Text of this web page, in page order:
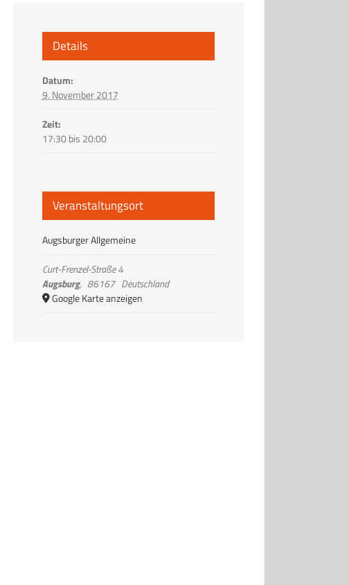
Details
Datum:
9. November 2017
Zeit:
17:30 bis 20:00
Veranstaltungsort
Augsburger Allgemeine
Curt-Frenzel-Straße 4
Augsburg, 86167 Deutschland
Google Karte anzeigen